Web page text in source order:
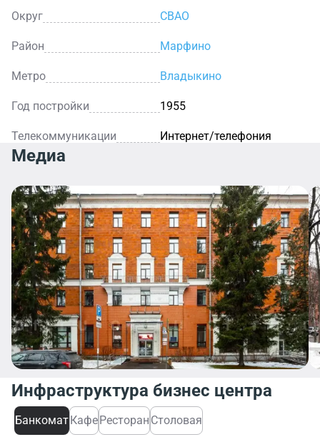
Округ СВАО
Район Марфино
Метро Владыкино
Год постройки 1955
Телекоммуникации Интернет/телефония
Медиа
Инфраструктура бизнес центра
БанкоматКафеРесторан Столовая